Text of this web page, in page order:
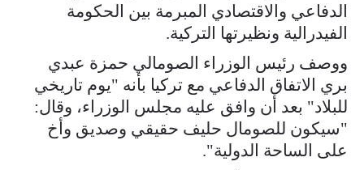
الدفاعي والاقتصادي المبرمة بين الحكومة
الفيدرالية ونظيرتها التركية.
ووصف رئيس الوزراء الصومالي حمزة عبدي
بري الاتفاق الدفاعي مع تركيا بأنه "يوم تاريخي
للبلاد" بعد أن وافق عليه مجلس الوزراء، وقال:
"سيكون للصومال حليف حقيقي وصديق وأخ
على الساحة الدولية".